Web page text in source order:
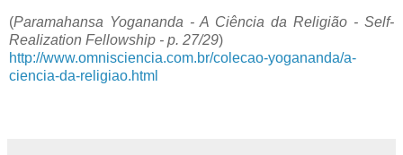
(Paramahansa Yogananda - A Ciência da Religião - Self-
Realization Fellowship - p. 27/29)
http://www.omnisciencia.com.br/colecao-yogananda/a-
ciencia-da-religiao.html